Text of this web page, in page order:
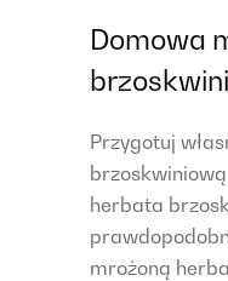
Domowa
Przygotuj
herbata
mrożoną